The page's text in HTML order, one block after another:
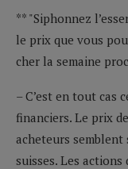
** "Siphonnez
le prix que vous
cher la semaine
– C’est en tout cas
financiers. Le prix
acheteurs semblent
suisses. Les